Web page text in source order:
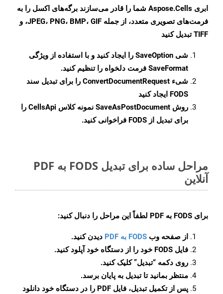
ابری Aspose.Cells شما را قادر می‌سازند برگه‌های اکسل را به
فرمت‌های تصویری متعدد، از جمله JPEG، PNG، BMP، GIF، و
TIFF تبدیل کنید
شی SaveOption را ایجاد کنید و با استفاده از ویژگی
SaveFormat فرمت دلخواه را تنظیم کنید.
شیء ConvertDocumentRequest را برای تبدیل سند
FODS ایجاد کنید
روش SaveAsPostDocument
نمونه کلاس CellsApi را
برای تبدیل از FODS فراخوانی کنید.
مراحل ساده برای تبدیل FODS به PDF
آنلاین
برای FODS به PDF لطفاً این مراحل را دنبال کنید:
از صفحه وب FODS به PDF
دیدن کنید.
فایل FODS خود را از دستگاه خود آپلود کنید.
روی دکمه “تبدیل”کلیک کنید.
منتظر بمانید تا تبدیل به پایان برسد.
پس از تکمیل تبدیل، فایل PDF را در دستگاه خود دانلود